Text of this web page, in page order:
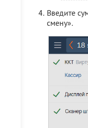
Введите
смену».